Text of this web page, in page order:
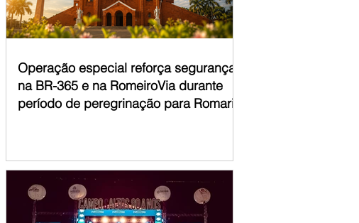
Operação especial reforça segurança
na BR-365 e na RomeiroVia durante
período de peregrinação para Romaria